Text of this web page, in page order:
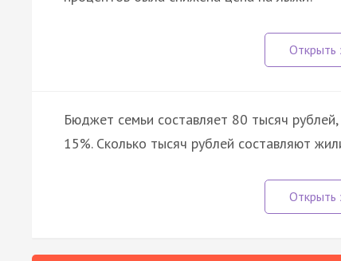
Бюджет семьи составляет 80 тысяч
15%. Сколько тысяч рублей составляют